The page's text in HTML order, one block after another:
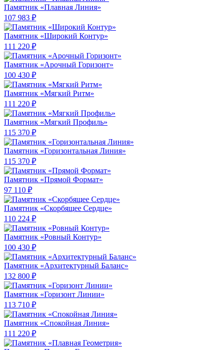
Памятник «Плавная Линия»
107 983 ₽
Памятник «Широкий Контур»
111 220 ₽
Памятник «Арочный Горизонт»
100 430 ₽
Памятник «Мягкий Ритм»
111 220 ₽
Памятник «Мягкий Профиль»
115 370 ₽
Памятник «Горизонтальная Линия»
115 370 ₽
Памятник «Прямой Формат»
97 110 ₽
Памятник «Скорбящее Сердце»
110 224 ₽
Памятник «Ровный Контур»
100 430 ₽
Памятник «Архитектурный Баланс»
132 800 ₽
Памятник «Горизонт Линии»
113 710 ₽
Памятник «Спокойная Линия»
111 220 ₽